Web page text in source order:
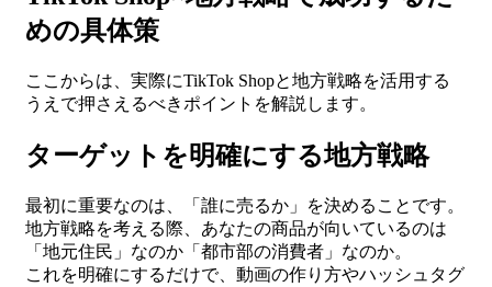
めの具体策
ここからは、実際にTikTok Shopと地方戦略を活用する
うえで押さえるべきポイントを解説します。
ターゲットを明確にする地方戦略
最初に重要なのは、「誰に売るか」を決めることです。
地方戦略を考える際、あなたの商品が向いているのは
「地元住民」なのか「都市部の消費者」なのか。
これを明確にするだけで、動画の作り方やハッシュタグ